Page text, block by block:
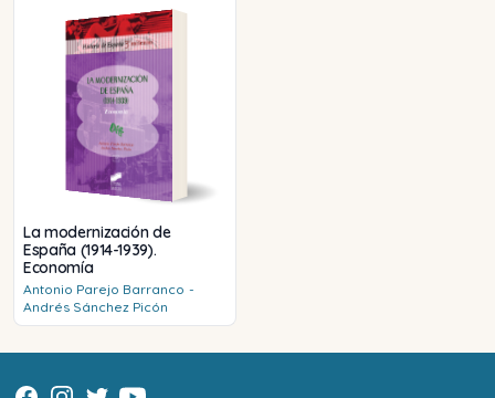
La modernización de
España (1914-1939).
Economía
Antonio Parejo Barranco -
Andrés Sánchez Picón